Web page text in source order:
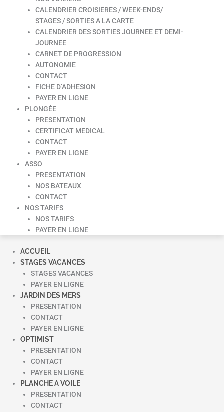
CALENDRIER CROISIERES / WEEK-ENDS/
STAGES / SORTIES A LA CARTE
CALENDRIER DES SORTIES JOURNEE ET DEMI-
JOURNEE
CARNET DE PROGRESSION
AUTONOMIE
CONTACT
FICHE D’ADHESION
PAYER EN LIGNE
PLONGÉE
PRESENTATION
CERTIFICAT MEDICAL
CONTACT
PAYER EN LIGNE
ASSO
PRESENTATION
NOS BATEAUX
CONTACT
NOS TARIFS
NOS TARIFS
PAYER EN LIGNE
ACCUEIL
STAGES VACANCES
STAGES VACANCES
PAYER EN LIGNE
JARDIN DES MERS
PRESENTATION
CONTACT
PAYER EN LIGNE
OPTIMIST
PRESENTATION
CONTACT
PAYER EN LIGNE
PLANCHE A VOILE
PRESENTATION
CONTACT